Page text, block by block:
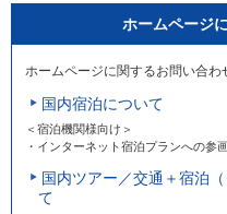
ホームページ
ホームページに関するお問い合わ
国内宿泊について
＜宿泊機関様向け＞
・インターネット宿泊プランへの参
国内ツアー／交通＋宿泊
て